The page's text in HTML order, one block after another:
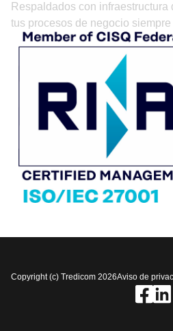
Respaldados con
tus procesos de negocio
Copyright (c) Tredicom 2026Aviso de